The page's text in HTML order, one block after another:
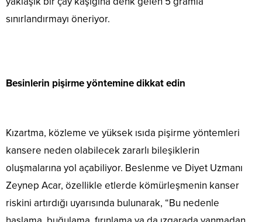
sınırlandırmayı öneriyor.
Besinlerin pişirme yöntemine dikkat edin
Kızartma, közleme ve yüksek ısıda pişirme yöntemleri
kansere neden olabilecek zararlı bileşiklerin
oluşmalarına yol açabiliyor. Beslenme ve Diyet Uzmanı
Zeynep Acar, özellikle etlerde kömürleşmenin kanser
riskini artırdığı uyarısında bulunarak, “Bu nedenle